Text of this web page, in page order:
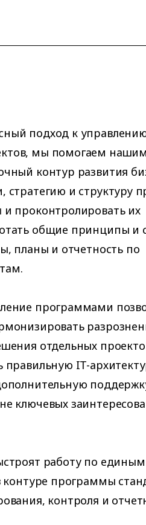
подход к
мы помогаем
контур развития
стратегию и структуру
проконтролировать их
общие принципы и
планы и отчетность по
программами
отдельных
правильную IT-
ключевых
работу по
контуре программы
контроля и